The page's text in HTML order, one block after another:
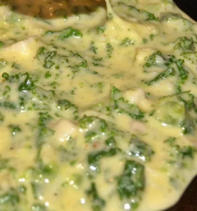
bezpečnosti, předcházení a
chyb, Poskytování a
a sdělování voleb ochrany